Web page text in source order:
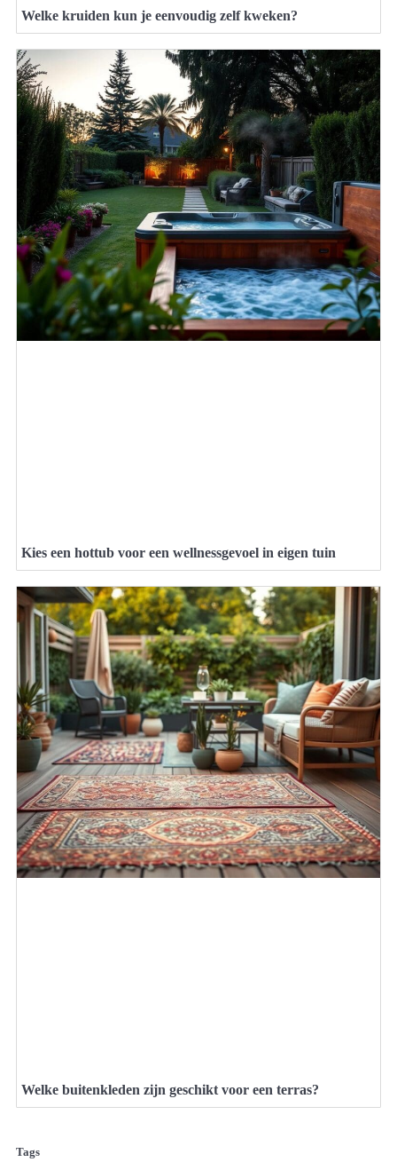
Welke kruiden kun je eenvoudig zelf kweken?
Kies een hottub voor een wellnessgevoel in eigen tuin
Welke buitenkleden zijn geschikt voor een terras?
Tags